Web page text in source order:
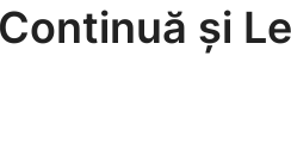
și